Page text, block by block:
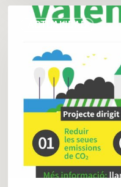
ACTUALIDAD
FUNDACIÓN
ENERGÍA
PONE
PROGRAMA
EDUCATIVO